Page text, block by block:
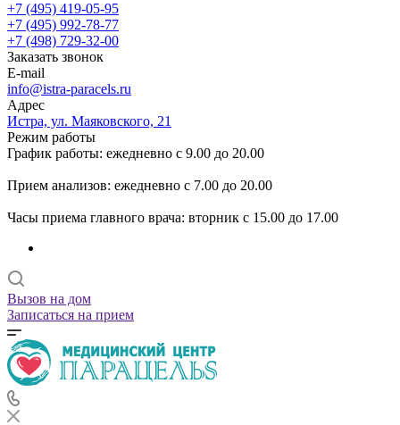
+7 (495) 419-05-95
+7 (495) 992-78-77
+7 (498) 729-32-00
Заказать звонок
E-mail
info@istra-paracels.ru
Адрес
Истра, ул. Маяковского, 21
Режим работы
График работы: ежедневно с 9.00 до 20.00
Прием анализов: ежедневно с 7.00 до 20.00
Часы приема главного врача: вторник с 15.00 до 17.00
Вызов на дом
Записаться на прием